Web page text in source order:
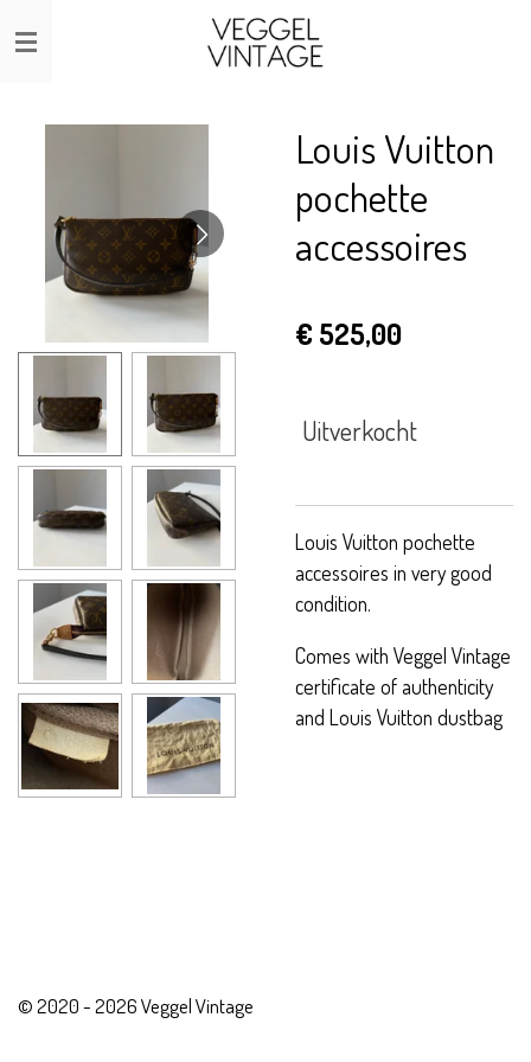
Ga
direct
Louis Vuitton
pochette
accessoires
€ 525,00
Uitverkocht
Louis Vuitton pochette
accessoires in very good
condition.
Comes with Veggel Vintage
certificate of authenticity
and Louis Vuitton dustbag
© 2020 - 2026 Veggel Vintage